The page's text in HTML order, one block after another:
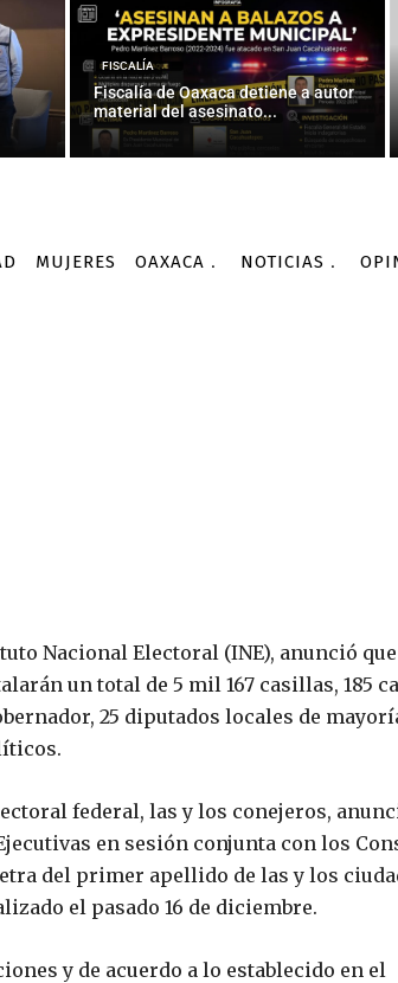
FISCALÍA
Fiscalía de Oaxaca detiene a autor
material del asesinato...
MUJERES OAXACA NOTICIAS
alcaldes
Por JAIME GUERRERO - 03/02/2016
Nacional Electoral (INE), anunció
un total de 5 mil 167 casillas, 185
25 diputados locales de
federal, las y los conejeros,
en sesión conjunta con los
del primer apellido de las y los
el pasado 16 de diciembre.
y de acuerdo a lo establecido en el